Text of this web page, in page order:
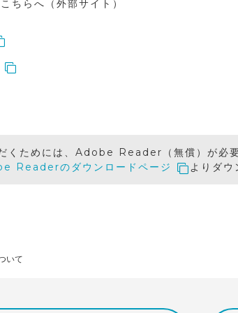
ちらへ（外部サイト）
くためには、Adobe Reader（無償）が必要
Readerのダウンロードページ よりダウ
いて